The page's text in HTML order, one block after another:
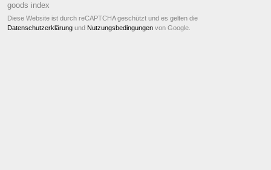
goods index
Diese Website ist durch reCAPTCHA geschützt und es gelten die
Datenschutzerklärung und Nutzungsbedingungen von Google.